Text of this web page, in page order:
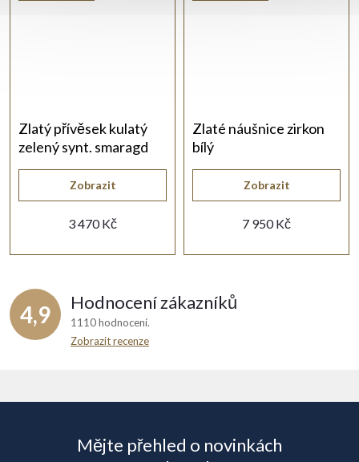
Zlatý přívěsek kulatý
zelený synt. smaragd
3 470 Kč
Zobrazit
Zlaté náušnice zirkon
bílý
7 950 Kč
Zobrazit
4,9 Hodnocení zákazníků
1110 hodnocení
Zobrazit recenze
Mějte přehled o novinkách